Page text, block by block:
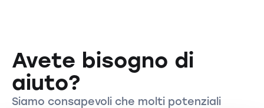
Avete bisogno di
aiuto?
Siamo consapevoli che molti potenziali